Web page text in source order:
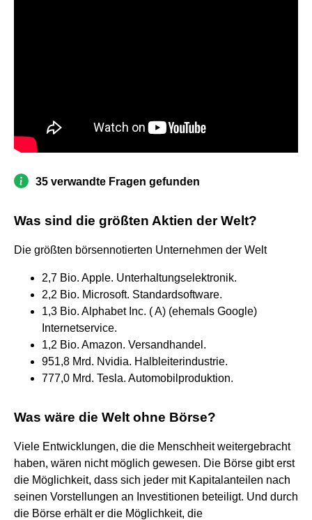
35 verwandte Fragen gefunden
Was sind die größten Aktien der Welt?
Die größten börsennotierten Unternehmen der Welt
2,7 Bio. Apple. Unterhaltungselektronik.
2,2 Bio. Microsoft. Standardsoftware.
1,3 Bio. Alphabet Inc. ( A) (ehemals Google)
Internetservice.
1,2 Bio. Amazon. Versandhandel.
951,8 Mrd. Nvidia. Halbleiterindustrie.
777,0 Mrd. Tesla. Automobilproduktion.
Was wäre die Welt ohne Börse?
Viele Entwicklungen, die die Menschheit weitergebracht
haben, wären nicht möglich gewesen. Die Börse gibt erst
die Möglichkeit, dass sich jeder mit Kapitalanteilen nach
seinen Vorstellungen an Investitionen beteiligt. Und durch
die Börse erhält er die Möglichkeit, die